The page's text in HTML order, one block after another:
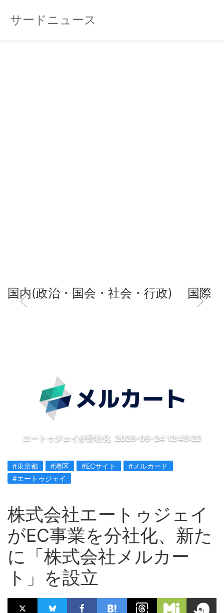
サードニュース
国内(政治・国会・社会・行政) 国際
エートゥジェイが分社化 2025-09-24 12:45:22
#東京都 #港区 #ECサイト
#メルカード
#エートゥジェイ
株式会社エートゥジェイ
がEC事業を分社化、新た
に「株式会社メルカー
ト」を設立